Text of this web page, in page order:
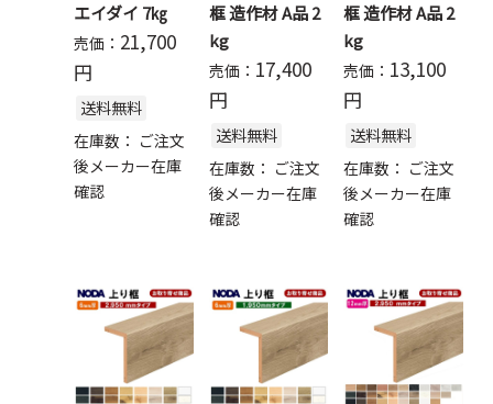
エイダイ 7㎏
売価： 21,700
円
送料無料
在庫数： ご注文
後メーカー在庫
確認
框 造作材 A品 2
kg
売価： 17,400
円
送料無料
在庫数： ご注文
後メーカー在庫
確認
框 造作材 A品 2
kg
売価： 13,100
円
送料無料
在庫数： ご注文
後メーカー在庫
確認